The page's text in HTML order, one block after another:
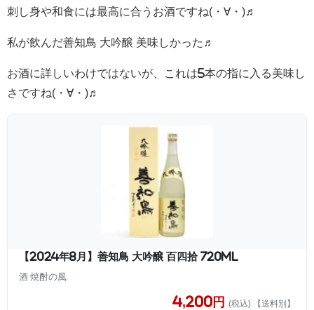
刺し身や和食には最高に合うお酒ですね(・∀・)♬
私が飲んだ善知鳥 大吟醸 美味しかった♬
お酒に詳しいわけではないが、これは5本の指に入る美味し
さですね(・∀・)♬
【2024年8月】善知鳥 大吟醸 百四拾 720ml
酒 焼酎の風
4,200円 (税込) 【送料別】